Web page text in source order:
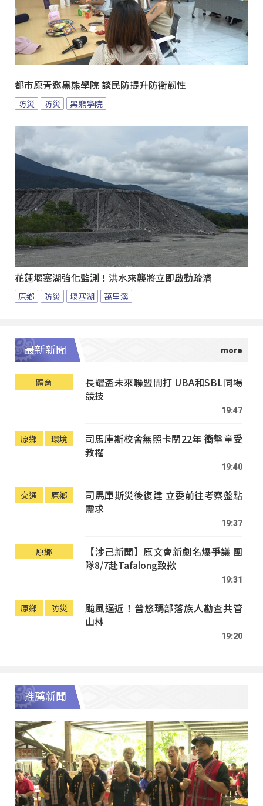
都市原青邀黑熊學院 談民防提升防衛韌性
防災 防災 黑熊學院
花蓮堰塞湖強化監測！洪水來襲將立即啟動疏濬
原鄉 防災 堰塞湖 萬里溪
最新新聞
體育
長耀盃未來聯盟開打 UBA和SBL同場
競技
19:47
原鄉 環境
司馬庫斯校舍無照卡關22年 衝擊童受
教權
19:40
交通 原鄉
司馬庫斯災後復建 立委前往考察盤點
需求
19:37
原鄉
【涉己新聞】原文會新劇名爆爭議 團
隊8/7赴Tafalong致歉
19:31
原鄉 防災
颱風逼近！普悠瑪部落族人勘查共管
山林
19:20
推薦新聞